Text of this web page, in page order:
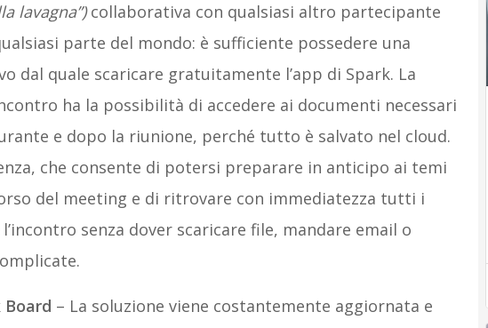
lavagna”)collaborativa con qualsiasi altro partecipante
parte del mondo: è sufficiente possedere una
dal quale scaricare gratuitamente l’app di Spark. La
ha la possibilità di accedere ai documenti necessari
e dopo la riunione, perché tutto è salvato nel cloud.
che consente di potersi preparare in anticipo ai temi
del meeting e di ritrovare con immediatezza tutti i
senza dover scaricare file, mandare email o
Board – La soluzione viene costantemente aggiornata e